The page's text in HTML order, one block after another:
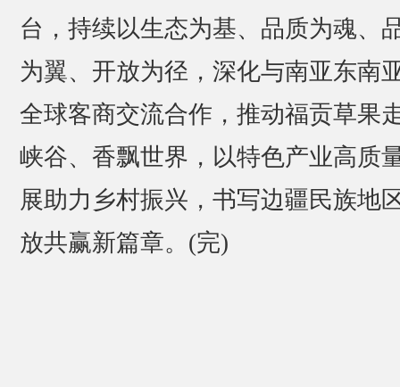
台，持续以生态为基、品质为魂、
为翼、开放为径，深化与南亚东南
全球客商交流合作，推动福贡草果
峡谷、香飘世界，以特色产业高质
展助力乡村振兴，书写边疆民族地
放共赢新篇章。(完)